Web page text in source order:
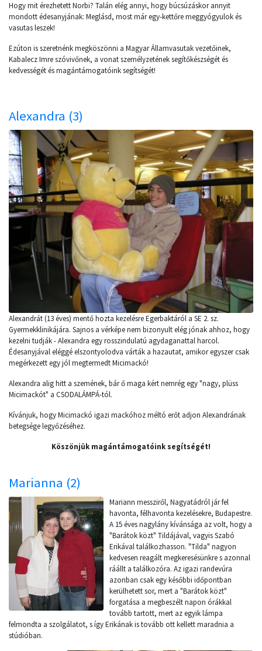
Hogy mit érezhetett Norbi? Talán elég annyi, hogy búcsúzáskor annyit
mondott édesanyjának: Meglásd, most már egy-kettőre meggyógyulok és
vasutas leszek!
Ezúton is szeretnénk megköszönni a Magyar Államvasutak vezetőinek,
Kabalecz Imre szóvivőnek, a vonat személyzetének segítőkészségét és
kedvességét és magántámogatóink segítségét!
Alexandra (3)
Alexandrát (13 éves) mentő hozta kezelésre Egerbaktáról a SE 2. sz.
Gyermekklinikájára. Sajnos a vérképe nem bizonyult elég jónak ahhoz, hogy
kezelni tudják - Alexandra egy rosszindulatú agydaganattal harcol.
Édesanyjával eléggé elszontyolodva várták a hazautat, amikor egyszer csak
megérkezett egy jól megtermedt Micimackó!
Alexandra alig hitt a szemének, bár ő maga kért nemrég egy "nagy, plüss
Micimackót" a CSODALÁMPÁ-tól.
Kívánjuk, hogy Micimackó igazi mackóhoz méltó erőt adjon Alexandrának
betegsége legyőzéséhez.
Köszönjük magántámogatóink segítségét!
Marianna (2)
Mariann messziről, Nagyatádról jár fel
havonta, félhavonta kezelésekre, Budapestre.
A 15 éves nagylány kívánsága az volt, hogy a
"Barátok közt" Tildájával, vagyis Szabó
Erikával találkozhasson. "Tilda" nagyon
kedvesen reagált megkeresésünkre s azonnal
ráállt a találkozóra. Az igazi randevúra
azonban csak egy későbbi időpontban
kerülhetett sor, mert a "Barátok közt"
forgatása a megbeszélt napon órákkal
tovább tartott, mert az egyik lámpa
felmondta a szolgálatot, s így Erikának is tovább ott kellett maradnia a
stúdióban.